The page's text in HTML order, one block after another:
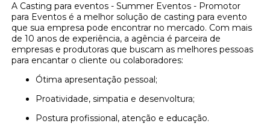
A Casting para eventos - Summer Eventos - Promotor
para Eventos é a melhor solução de casting para evento
que sua empresa pode encontrar no mercado. Com mais
de 10 anos de experiência, a agência é parceira de
empresas e produtoras que buscam as melhores pessoas
para encantar o cliente ou colaboradores:
Ótima apresentação pessoal;
Proatividade, simpatia e desenvoltura;
Postura profissional, atenção e educação.